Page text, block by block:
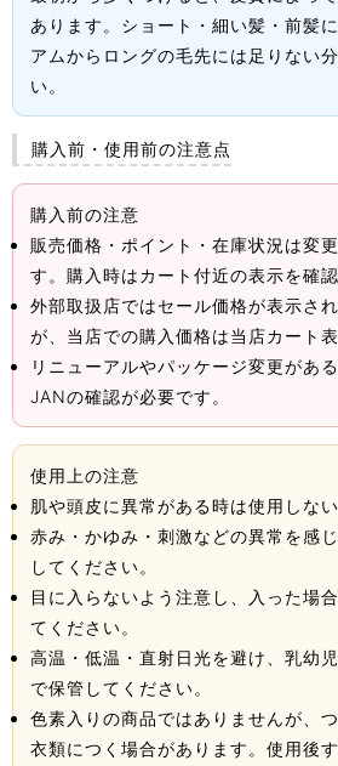
あります。ショート・細い髪・前髪
アムからロングの毛先には足りない
い。
購入前・使用前の注意点
購入前の注意
販売価格・ポイント・在庫状況は変
す。購入時はカート付近の表示を確認
外部取扱店ではセール価格が表示さ
が、当店での購入価格は当店カート表
リニューアルやパッケージ変更があ
JANの確認が必要です。
使用上の注意
肌や頭皮に異常がある時は使用しない
赤み・かゆみ・刺激などの異常を感
してください。
目に入らないよう注意し、入った場
てください。
高温・低温・直射日光を避け、乳幼
で保管してください。
色素入りの商品ではありませんが、
衣類につく場合があります。使用後